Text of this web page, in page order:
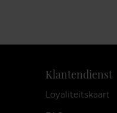
Klantendienst
Loyaliteitskaart